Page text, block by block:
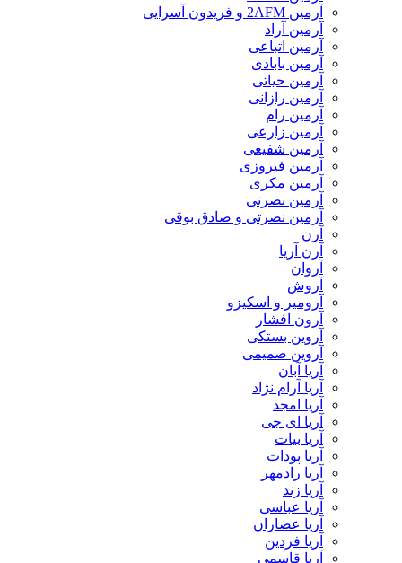
آرمین 2AFM و فریدون آسرایی
آرمین آراد
آرمین اتباعی
آرمین بابادی
آرمین حیاتی
آرمین رازانی
آرمین رام
آرمین زارعی
آرمین شفیعی
آرمین فیروزی
آرمین مکری
آرمین نصرتی
آرمین نصرتی و صادق بوقی
آرن
آرن آریا
آروان
آروش
آرومیر و اسکیزو
آرون افشار
آروین بستکی
آروین صمیمی
آریا آبان
آریا آرام نژاد
آریا امجد
آریا ای جی
آریا بیات
آریا پودات
آریا رادمهر
آریا زند
آریا عباسی
آریا عصاران
آریا فردین
آریا قاسمی